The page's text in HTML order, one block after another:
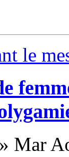
le
» Mar